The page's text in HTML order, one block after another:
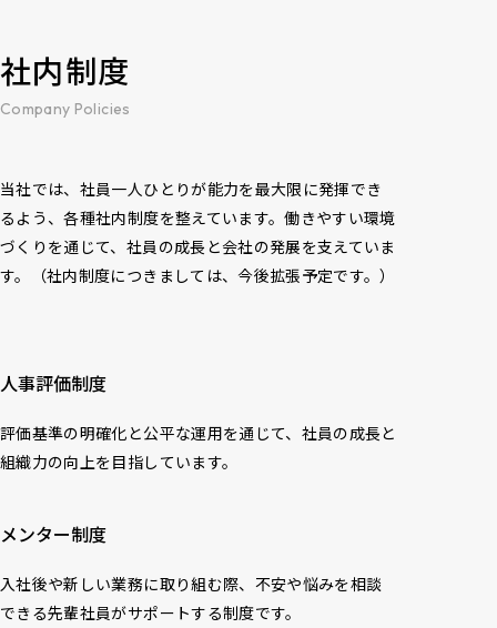
社内制度
Company Policies
当社では、社員一人ひとりが能力を最大限に発揮でき
るよう、各種社内制度を整えています。働きやすい環境
づくりを通じて、社員の成長と会社の発展を支えていま
す。（社内制度につきましては、今後拡張予定です。）
人事評価制度
評価基準の明確化と公平な運用を通じて、社員の成長と
組織力の向上を目指しています。
メンター制度
入社後や新しい業務に取り組む際、不安や悩みを相談
できる先輩社員がサポートする制度です。